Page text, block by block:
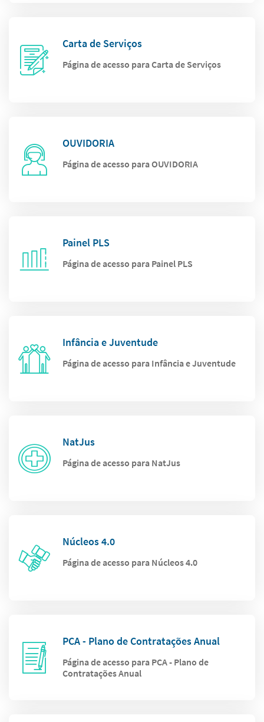
Carta de Serviços
Página de acesso para Carta de Serviços
OUVIDORIA
Página de acesso para OUVIDORIA
Painel PLS
Página de acesso para Painel PLS
Infância e Juventude
Página de acesso para Infância e Juventude
NatJus
Página de acesso para NatJus
Núcleos 4.0
Página de acesso para Núcleos 4.0
PCA - Plano de Contratações Anual
Página de acesso para PCA - Plano de
Contratações Anual